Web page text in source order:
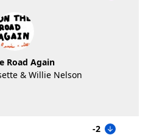
Road Again
& Willie Nelson
-2